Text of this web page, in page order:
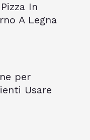
In
A Legna
per
Usare